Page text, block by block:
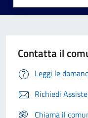
Contatta il
Leggi le
Richiedi
Chiama il